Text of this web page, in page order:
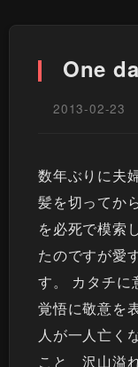
One
2013-02-23
数年ぶりに夫
髪を切ってか
を必死で模索
たのですが愛
す。 カタチに
覚悟に敬意を
人が一人亡く
こと 沢山溢